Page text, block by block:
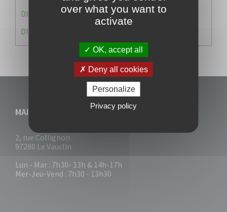
DIRECTION DES RESSOURCES ET MOYENS
DIRECTION DU DEVELLOPPEMENT URBAIN DURABL
MAIRIE DU VAUCLIN
2, rue Collignon
97280 Le Vauclin
Lun - Mar : 7h30- 13h & 14h-17h
Mer-Jeu-Vend : 7h30 - 13h30
over what you want to
activate
OK, accept all
Deny all cookies
Personalize
Privacy policy